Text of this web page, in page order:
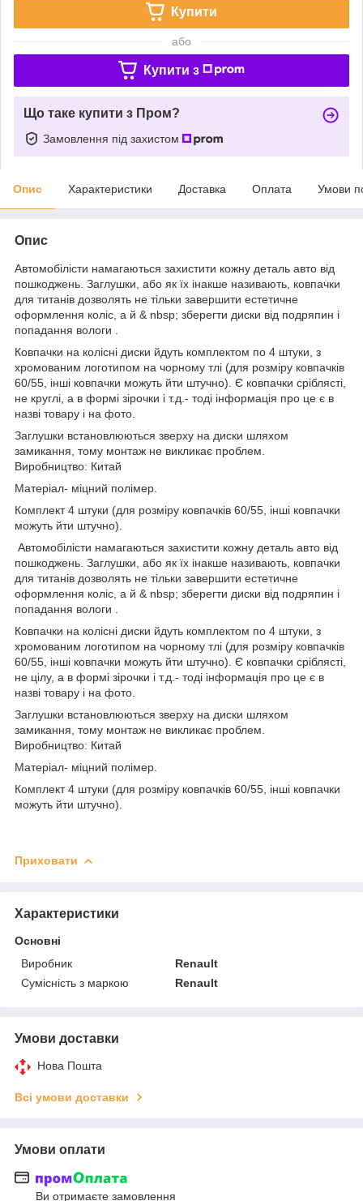
Купити
або
Купити з
Що таке купити з Пром?
Замовлення під захистом
Опис Характеристики Доставка Оплата Умови
Опис
Автомобілісти намагаються захистити кожну деталь авто від
пошкоджень. Заглушки, або як їх інакше називають, ковпачки
для титанів дозволять не тільки завершити естетичне
оформлення коліс, а й & nbsp; зберегти диски від подряпин і
попадання вологи .
Ковпачки на колісні диски йдуть комплектом по 4 штуки, з
хромованим логотипом на чорному тлі (для розміру ковпачків
60/55, інші ковпачки можуть йти штучно). Є ковпачки сріблясті,
не круглі, а в формі зірочки і т.д.- тоді інформація про це є в
назві товару і на фото.
Заглушки встановлюються зверху на диски шляхом
замикання, тому монтаж не викликає проблем.
Виробництво: Китай
Матеріал- міцний полімер.
Комплект 4 штуки (для розміру ковпачків 60/55, інші ковпачки
можуть йти штучно).
Автомобілісти намагаються захистити кожну деталь авто від
пошкоджень. Заглушки, або як їх інакше називають, ковпачки
для титанів дозволять не тільки завершити естетичне
оформлення коліс, а й & nbsp; зберегти диски від подряпин і
попадання вологи .
Ковпачки на колісні диски йдуть комплектом по 4 штуки, з
хромованим логотипом на чорному тлі (для розміру ковпачків
60/55, інші ковпачки можуть йти штучно). Є ковпачки сріблясті,
не цілу, а в формі зірочки і т.д.- тоді інформація про це є в
назві товару і на фото.
Заглушки встановлюються зверху на диски шляхом
замикання, тому монтаж не викликає проблем.
Виробництво: Китай
Матеріал- міцний полімер.
Комплект 4 штуки (для розміру ковпачків 60/55, інші ковпачки
можуть йти штучно).
Приховати
Характеристики
Основні
Виробник
Renault
Сумісність з маркою
Renault
Умови доставки
Нова Пошта
Всі умови доставки
Умови оплати
Ви отримаєте замовлення